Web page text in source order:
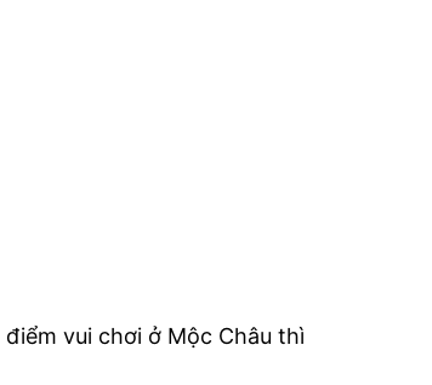
vui chơi ở Mộc Châu thì